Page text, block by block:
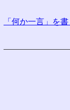
「何か一言」を書